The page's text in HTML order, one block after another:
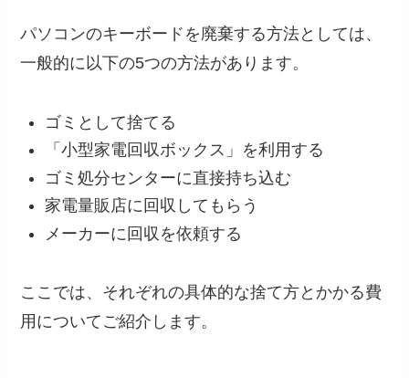
パソコンのキーボードを廃棄する方法としては、
一般的に以下の5つの方法があります。
ゴミとして捨てる
「小型家電回収ボックス」を利用する
ゴミ処分センターに直接持ち込む
家電量販店に回収してもらう
メーカーに回収を依頼する
ここでは、それぞれの具体的な捨て方とかかる費
用についてご紹介します。